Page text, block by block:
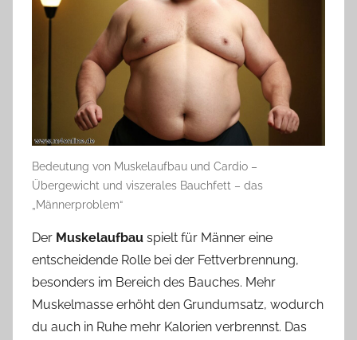
Bedeutung von Muskelaufbau und Cardio –
Übergewicht und viszerales Bauchfett – das
„Männerproblem“
Der Muskelaufbau spielt für Männer eine
entscheidende Rolle bei der Fettverbrennung,
besonders im Bereich des Bauches. Mehr
Muskelmasse erhöht den Grundumsatz, wodurch
du auch in Ruhe mehr Kalorien verbrennst. Das